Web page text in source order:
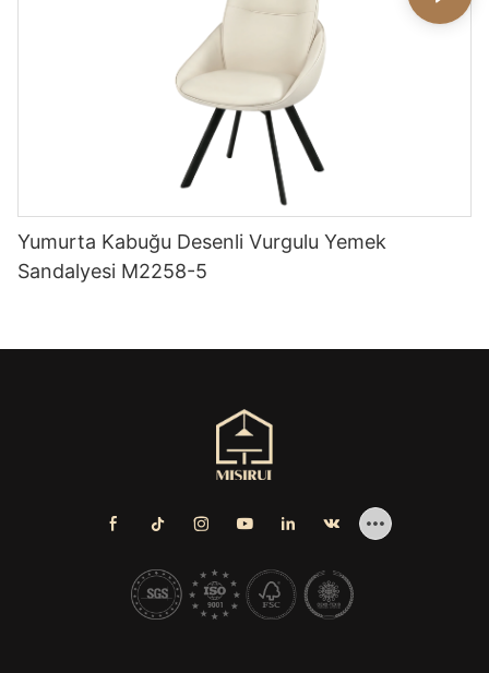
Yumurta Kabuğu Desenli Vurgulu Yemek
Sandalyesi M2258-5